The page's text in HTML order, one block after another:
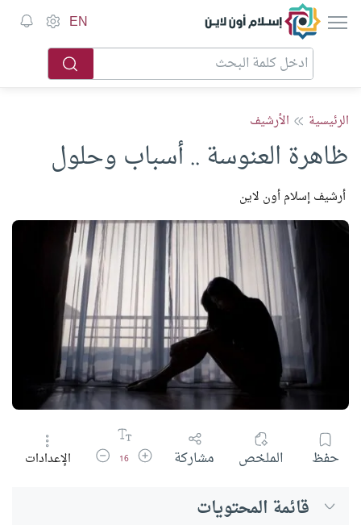
إسلام أون لاين EN
الرئيسية الأرشيف
ظاهرة العنوسة .. أسباب وحلول
أرشيف إسلام أون لاين
حفظ الملخص مشاركة زيادة حجم الخط
16 تقليل حجم الخط
الإعدادات
قائمة المحتويات